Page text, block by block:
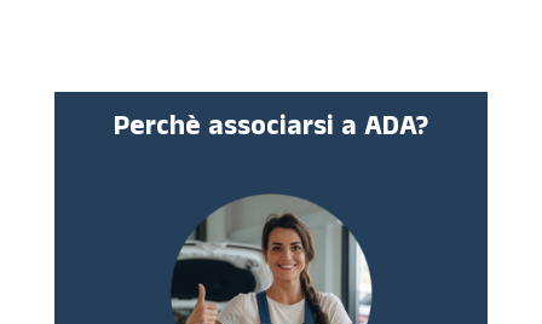
Perchè associarsi a ADA?